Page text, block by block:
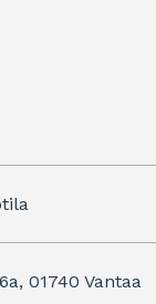
01740 Vantaa